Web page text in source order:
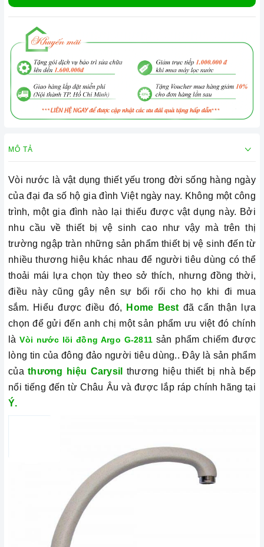
MÔ TẢ
Vòi nước là vật dụng thiết yếu trong đời sống hàng ngày
của đại đa số hộ gia đình Việt ngày nay. Không một công
trình, một gia đình nào lại thiếu được vật dụng này. Bởi
nhu cầu về thiết bị vệ sinh cao như vậy mà trên thị
trường ngập tràn những sản phẩm thiết bị vệ sinh đến từ
nhiều thương hiệu khác nhau để người tiêu dùng có thể
thoải mái lựa chọn tùy theo sở thích, nhưng đồng thời,
điều này cũng gây nên sự bối rối cho họ khi đi mua
sắm. Hiểu được điều đó, Home Best đã cẩn thận lựa
chọn để gửi đến anh chị một sản phẩm ưu việt đó chính
làVòi nước lõi đồng Argo G-2811 sản phẩm chiếm được
lòng tin của đông đảo người tiêu dùng.. Đây là sản phẩm
củathương hiệu Carysil
thương hiệu thiết bị nhà bếp
nổi tiếng đến từ Châu Âu và được lắp ráp chính hãng tại
Ý.